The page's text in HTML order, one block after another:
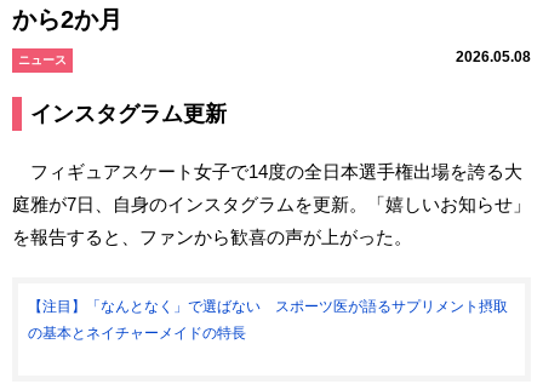
から2か月
ニュース 2026.05.08
インスタグラム更新
フィギュアスケート女子で14度の全日本選手権出場を誇る大
庭雅が7日、自身のインスタグラムを更新。「嬉しいお知らせ」
を報告すると、ファンから歓喜の声が上がった。
【注目】「なんとなく」で選ばない スポーツ医が語るサプリメント摂取
の基本とネイチャーメイドの特長